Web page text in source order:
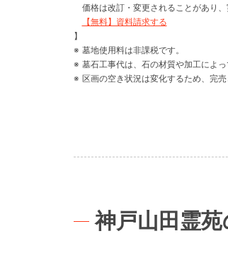
価格は改訂・変更されることがあり
【無料】資料請求する
】
墓地使用料は非課税です。
墓石工事代は、石の材質や加工によっ
区画の空き状況は変化するため、完
神戸山田霊